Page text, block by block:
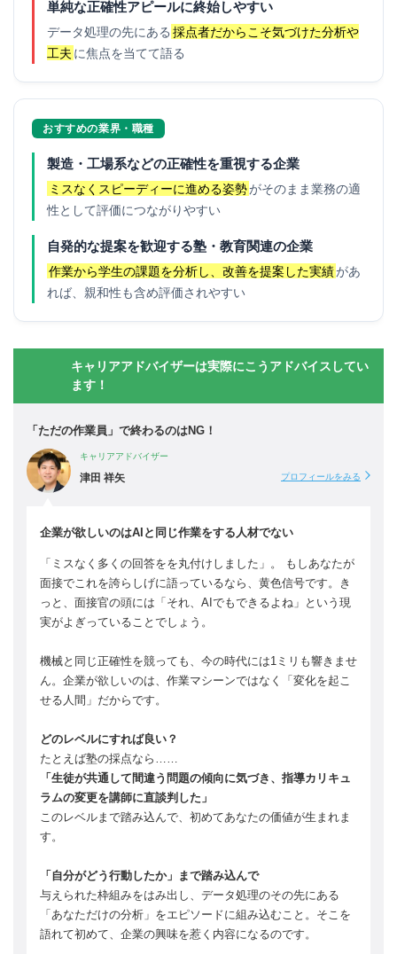
単純な正確性アピールに終始しやすい
データ処理の先にある 採点者だからこそ気づけた分析や
工夫 に焦点を当てて語る
おすすめの業界・職種
製造・工場系などの正確性を重視する企業
ミスなくスピーディーに進める姿勢がそのまま業務の適
性として評価につながりやすい
自発的な提案を歓迎する塾・教育関連の企業
作業から学生の課題を分析し、改善を提案した実績があ
れば、親和性も含め評価されやすい
キャリアアドバイザーは実際にこうアドバイスしてい
ます！
「ただの作業員」で終わるのはNG！
キャリアアドバイザー
津田 祥矢 プロフィールをみる
企業が欲しいのはAIと同じ作業をする人材でない
「ミスなく多くの回答をを丸付けしました」。 もしあなたが
面接でこれを誇らしげに語っているなら、黄色信号です。き
っと、面接官の頭には「それ、AIでもできるよね」という現
実がよぎっていることでしょう。
機械と同じ正確性を競っても、今の時代には1ミリも響きませ
ん。企業が欲しいのは、作業マシーンではなく「変化を起こ
せる人間」だからです。
どのレベルにすれば良い？
たとえば塾の採点なら……
「生徒が共通して間違う問題の傾向に気づき、指導カリキュ
ラムの変更を講師に直談判した」
このレベルまで踏み込んで、初めてあなたの価値が生まれま
す。
「自分がどう行動したか」まで踏み込んで
与えられた枠組みをはみ出し、データ処理のその先にある
「あなただけの分析」をエピソードに組み込むこと。そこを
語れて初めて、企業の興味を惹く内容になるのです。